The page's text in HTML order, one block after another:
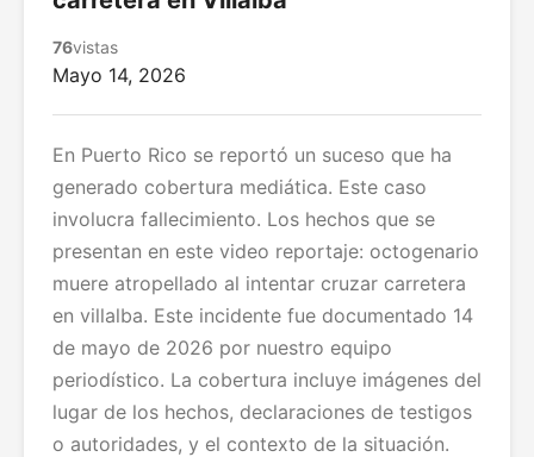
76vistas
Mayo 14, 2026
En Puerto Rico se reportó un suceso que ha
generado cobertura mediática. Este caso
involucra fallecimiento. Los hechos que se
presentan en este video reportaje: octogenario
muere atropellado al intentar cruzar carretera
en villalba. Este incidente fue documentado 14
de mayo de 2026 por nuestro equipo
periodístico. La cobertura incluye imágenes del
lugar de los hechos, declaraciones de testigos
o autoridades, y el contexto de la situación.